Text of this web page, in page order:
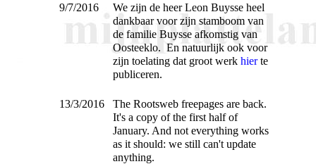
9/7/2016
We zijn de heer Leon Buysse heel
dankbaar voor zijn stamboom van
de familie Buysse afkomstig van
Oosteeklo. En natuurlijk ook voor
zijn toelating dat groot werk hierte
publiceren.
13/3/2016
The Rootsweb freepages are back.
It's a copy of the first half of
January. And not everything works
as it should: we still can't update
anything.